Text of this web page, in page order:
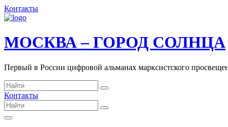
Контакты
МОСКВА – ГОРОД СОЛНЦА
Первый в России цифровой альманах марксистского
Контакты